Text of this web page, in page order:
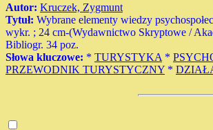
Autor: Kruczek, Zygmunt
Tytuł: Wybrane elementy wiedzy
wykr. ; 24 cm-(Wydawnictwo Skryptowe /
Bibliogr. 34 poz.
Słowa kluczowe: * TURYSTYKA *
PRZEWODNIK TURYSTYCZNY *